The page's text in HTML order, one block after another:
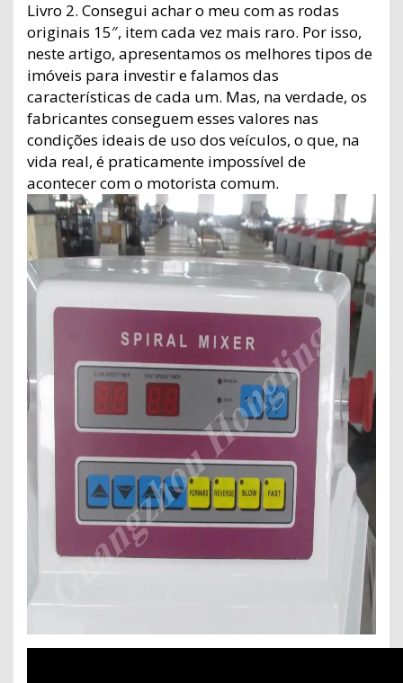
Livro 2. Consegui achar o meu com as rodas
originais 15″, item cada vez mais raro. Por isso,
neste artigo, apresentamos os melhores tipos de
imóveis para investir e falamos das
características de cada um. Mas, na verdade, os
fabricantes conseguem esses valores nas
condições ideais de uso dos veículos, o que, na
vida real, é praticamente impossível de
acontecer com o motorista comum.